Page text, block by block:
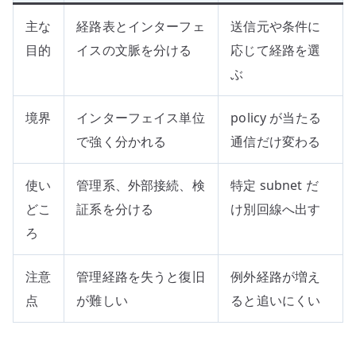
主な
目的
経路表とインターフェ
イスの文脈を分ける
送信元や条件に
応じて経路を選
ぶ
境界
インターフェイス単位
で強く分かれる
policy が当たる
通信だけ変わる
使い
どこ
ろ
管理系、外部接続、検
証系を分ける
特定 subnet だ
け別回線へ出す
注意
点
管理経路を失うと復旧
が難しい
例外経路が増え
ると追いにくい